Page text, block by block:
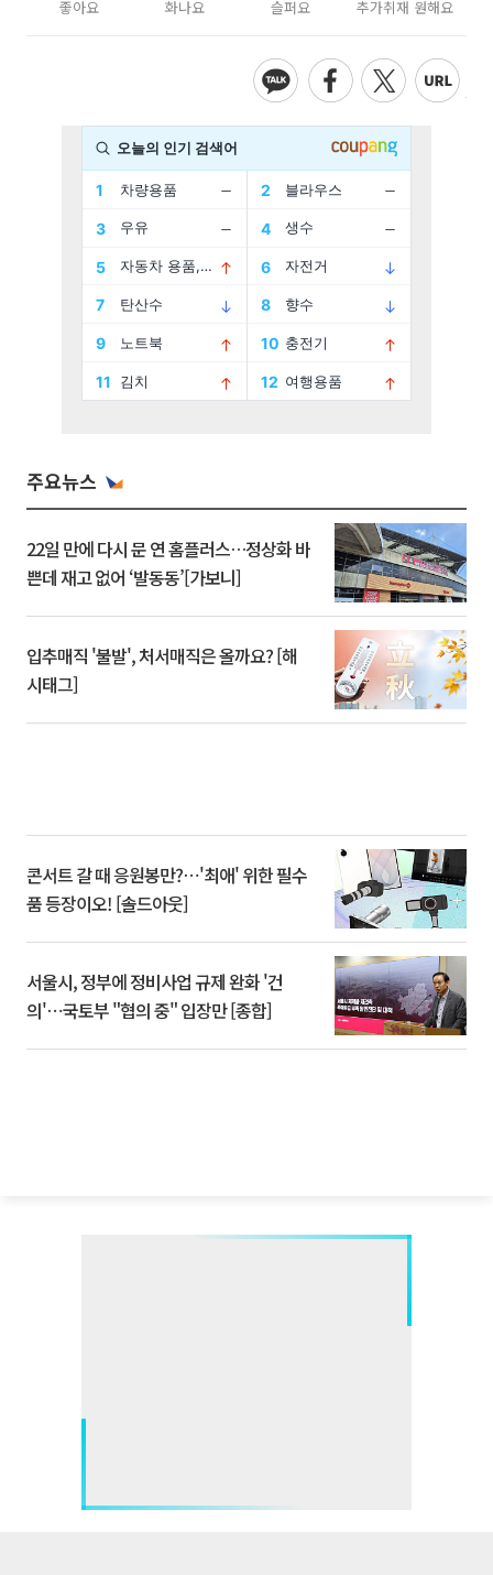
좋아요 화나요 슬퍼요 추가취재 원해요
주요뉴스
22일 만에 다시 문 연 홈플러스…정상화 바
쁜데 재고 없어 ‘발동동’[가보니]
입추매직 '불발', 처서매직은 올까요? [해
시태그]
콘서트 갈 때 응원봉만?⋯'최애' 위한 필수
품 등장이오! [솔드아웃]
서울시, 정부에 정비사업 규제 완화 '건
의'⋯국토부 "협의 중" 입장만 [종합]